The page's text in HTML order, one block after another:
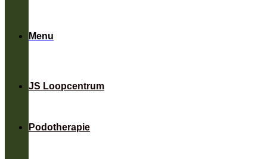
Menu
JS Loopcentrum
Podotherapie